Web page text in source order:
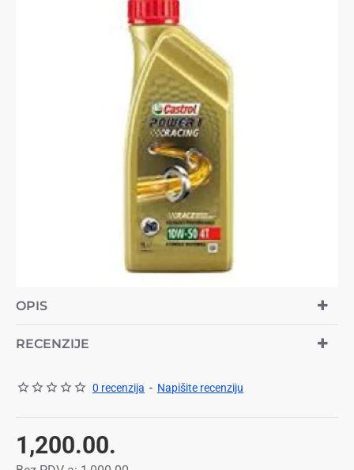
TOP BREND
NEMA NA STANJU
OPIS
RECENZIJE
0 recenzija - Napišite recenziju
1,200.00.